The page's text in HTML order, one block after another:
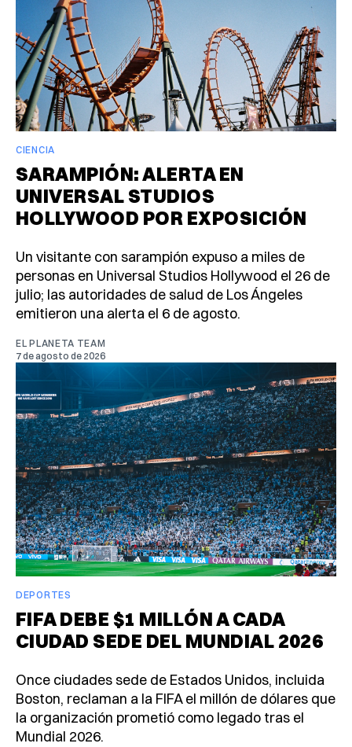
CIENCIA
SARAMPIÓN: ALERTA EN
UNIVERSAL STUDIOS
HOLLYWOOD POR EXPOSICIÓN
Un visitante con sarampión expuso a miles de
personas en Universal Studios Hollywood el 26 de
julio; las autoridades de salud de Los Ángeles
emitieron una alerta el 6 de agosto.
EL PLANETA TEAM
7 de agosto de 2026
DEPORTES
FIFA DEBE $1 MILLÓN A CADA
CIUDAD SEDE DEL MUNDIAL 2026
Once ciudades sede de Estados Unidos, incluida
Boston, reclaman a la FIFA el millón de dólares que
la organización prometió como legado tras el
Mundial 2026.